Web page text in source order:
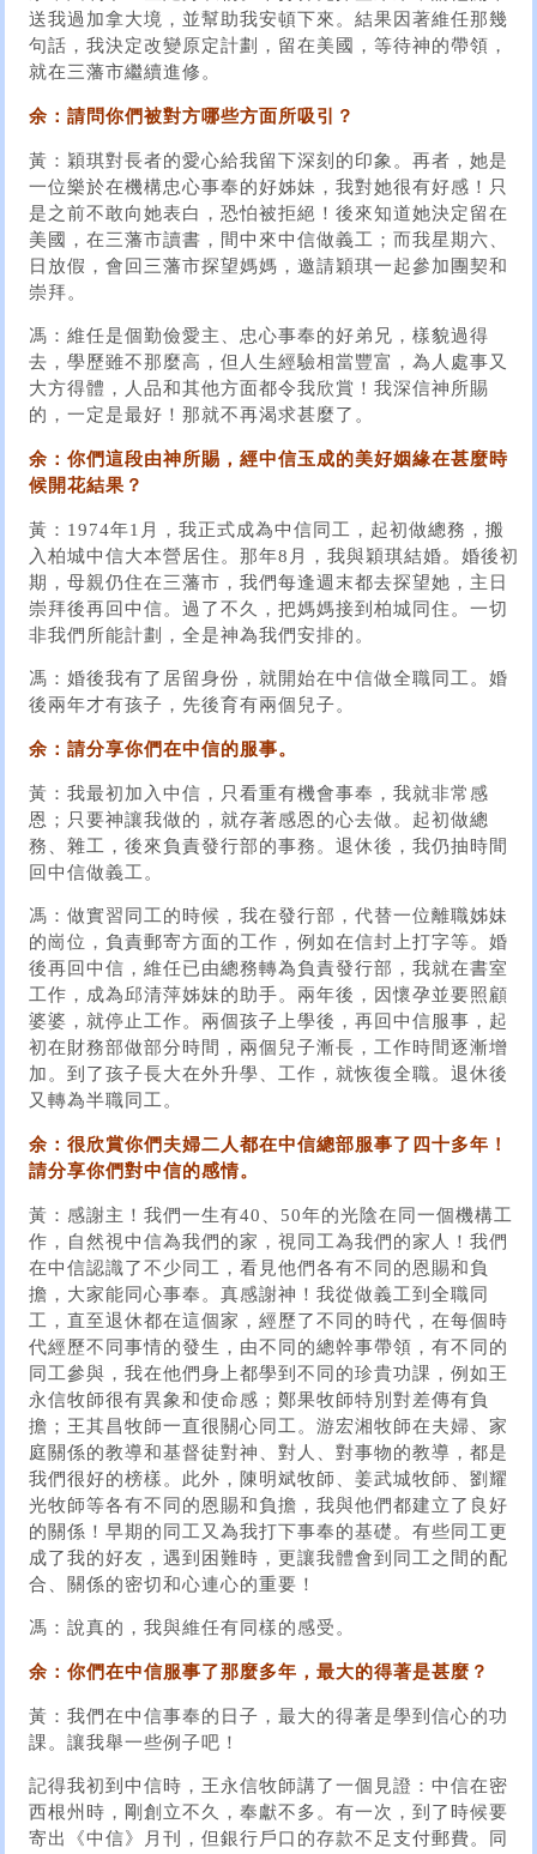
送我過加拿大境，並幫助我安頓下來。結果因著維任那幾
句話，我決定改變原定計劃，留在美國，等待神的帶領，
就在三藩市繼續進修。
余：請問你們被對方哪些方面所吸引？
黃：穎琪對長者的愛心給我留下深刻的印象。再者，她是
一位樂於在機構忠心事奉的好姊妹，我對她很有好感！只
是之前不敢向她表白，恐怕被拒絕！後來知道她決定留在
美國，在三藩市讀書，間中來中信做義工；而我星期六、
日放假，會回三藩市探望媽媽，邀請穎琪一起參加團契和
崇拜。
馮：維任是個勤儉愛主、忠心事奉的好弟兄，樣貌過得
去，學歷雖不那麼高，但人生經驗相當豐富，為人處事又
大方得體，人品和其他方面都令我欣賞！我深信神所賜
的，一定是最好！那就不再渴求甚麼了。
余：你們這段由神所賜，經中信玉成的美好姻緣在甚麼時
候開花結果？
黃：1974年1月，我正式成為中信同工，起初做總務，搬
入柏城中信大本營居住。那年8月，我與穎琪結婚。婚後初
期，母親仍住在三藩市，我們每逢週末都去探望她，主日
崇拜後再回中信。過了不久，把媽媽接到柏城同住。一切
非我們所能計劃，全是神為我們安排的。
馮：婚後我有了居留身份，就開始在中信做全職同工。婚
後兩年才有孩子，先後育有兩個兒子。
余：請分享你們在中信的服事。
黃：我最初加入中信，只看重有機會事奉，我就非常感
恩；只要神讓我做的，就存著感恩的心去做。起初做總
務、雜工，後來負責發行部的事務。退休後，我仍抽時間
回中信做義工。
馮：做實習同工的時候，我在發行部，代替一位離職姊妹
的崗位，負責郵寄方面的工作，例如在信封上打字等。婚
後再回中信，維任已由總務轉為負責發行部，我就在書室
工作，成為邱清萍姊妹的助手。兩年後，因懷孕並要照顧
婆婆，就停止工作。兩個孩子上學後，再回中信服事，起
初在財務部做部分時間，兩個兒子漸長，工作時間逐漸增
加。到了孩子長大在外升學、工作，就恢復全職。退休後
又轉為半職同工。
余：很欣賞你們夫婦二人都在中信總部服事了四十多年！
請分享你們對中信的感情。
黃：感謝主！我們一生有40、50年的光陰在同一個機構工
作，自然視中信為我們的家，視同工為我們的家人！我們
在中信認識了不少同工，看見他們各有不同的恩賜和負
擔，大家能同心事奉。真感謝神！我從做義工到全職同
工，直至退休都在這個家，經歷了不同的時代，在每個時
代經歷不同事情的發生，由不同的總幹事帶領，有不同的
同工參與，我在他們身上都學到不同的珍貴功課，例如王
永信牧師很有異象和使命感；鄭果牧師特別對差傳有負
擔；王其昌牧師一直很關心同工。游宏湘牧師在夫婦、家
庭關係的教導和基督徒對神、對人、對事物的教導，都是
我們很好的榜樣。此外，陳明斌牧師、姜武城牧師、劉耀
光牧師等各有不同的恩賜和負擔，我與他們都建立了良好
的關係！早期的同工又為我打下事奉的基礎。有些同工更
成了我的好友，遇到困難時，更讓我體會到同工之間的配
合、關係的密切和心連心的重要！
馮：說真的，我與維任有同樣的感受。
余：你們在中信服事了那麼多年，最大的得著是甚麼？
黃：我們在中信事奉的日子，最大的得著是學到信心的功
課。讓我舉一些例子吧！
記得我初到中信時，王永信牧師講了一個見證：中信在密
西根州時，剛創立不久，奉獻不多。有一次，到了時候要
寄出《中信》月刊，但銀行戶口的存款不足支付郵費。同